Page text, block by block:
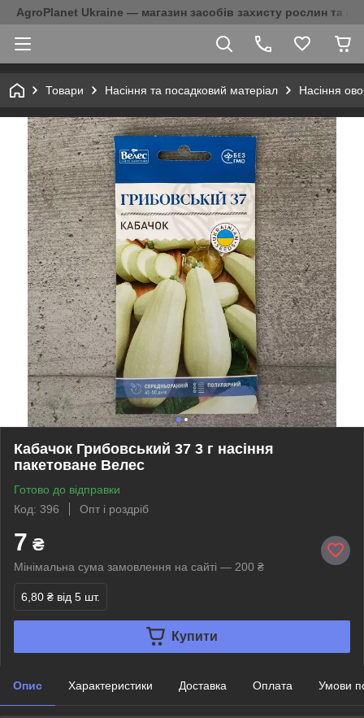
AgroPlanet Ukraine — магазин засобів захисту рослин та
Товари Насіння та посадковий матеріал Насіння
Кабачок Грибовський 37 3 г насіння
пакетоване Велес
Готово до відправки
Код: 396
Опт і роздріб
7 ₴
Мінімальна сума замовлення на сайті — 200 ₴
6,80 ₴ від 5 шт.
Купити
Опис Характеристики Доставка Оплата Умови